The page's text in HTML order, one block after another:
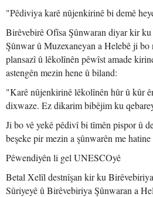
"Pêdiviya karê nûjenkirinê bi demê
Birêvebirê Ofîsa Şûnwaran diyar kir
Şûnwar û Muzexaneyan a Helebê ji
plansazî û lêkolînên pêwîst amade
astengên mezin hene û biland:
"Karê nûjenkirinê lêkolînên hûr û kûr
dixwaze. Ez dikarim bibêjim ku
Ji bo vê yekê pêdivî bi tîmên pispor û
beşeke pir mezin a şûnwarên me
Pêwendiyên li gel UNESCOyê
Betal Xelîl destnîşan kir ku
Sûriyeyê û Birêvebiriya Şûnwaran a